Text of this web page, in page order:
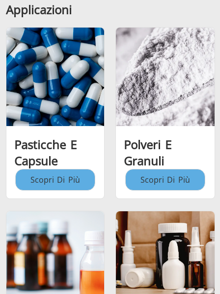
Applicazioni
Pasticche E
Capsule
Scopri Di Più
Polveri E
Granuli
Scopri Di Più